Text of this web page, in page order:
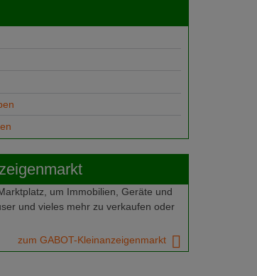
um Immobilien, Geräte und
und vieles mehr zu verkaufen oder
zum GABOT-Kleinanzeigenmarkt